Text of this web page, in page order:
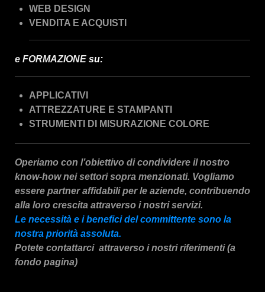
WEB DESIGN
VEN DITA E ACQUISTI
e FORMAZIONE su:
APPLICATIVI
ATTREZZATURE E STAMPANTI
STRUMENTI DI MISURAZIONE COLORE
Operiamo con l’obiettivo di condividere il nostro
know-how nei settori sopra menzionati. Vogliamo
essere partner affidabili per le aziende, contribuendo
alla loro crescita attraverso i nostri servizi.
Le necessità e i benefici del committente sono la
nostra priorità assoluta.
Potete contattarci attraverso i nostri riferimenti (a
fondo pagina)